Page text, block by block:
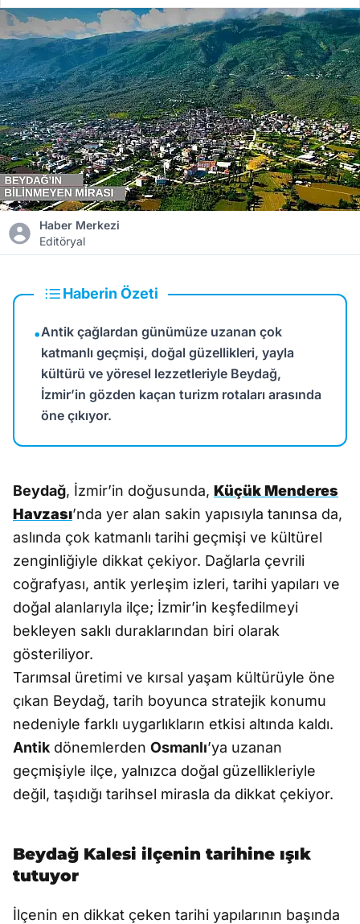
Haber Merkezi
Editöryal
Haberin Özeti
•Antik çağlardan günümüze uzanan çok
katmanlı geçmişi, doğal güzellikleri, yayla
kültürü ve yöresel lezzetleriyle Beydağ,
İzmir’in gözden kaçan turizm rotaları arasında
öne çıkıyor.
Beydağ, İzmir’in doğusunda, Küçük Menderes
Havzası’nda yer alan sakin yapısıyla tanınsa da,
aslında çok katmanlı tarihi geçmişi ve kültürel
zenginliğiyle dikkat çekiyor. Dağlarla çevrili
coğrafyası, antik yerleşim izleri, tarihi yapıları ve
doğal alanlarıyla ilçe; İzmir’in keşfedilmeyi
bekleyen saklı duraklarından biri olarak
gösteriliyor.
Tarımsal üretimi ve kırsal yaşam kültürüyle öne
çıkan Beydağ, tarih boyunca stratejik konumu
nedeniyle farklı uygarlıkların etkisi altında kaldı.
Antik dönemlerden Osmanlı’ya uzanan
geçmişiyle ilçe, yalnızca doğal güzellikleriyle
değil, taşıdığı tarihsel mirasla da dikkat çekiyor.
Beydağ Kalesi ilçenin tarihine ışık
tutuyor
İlçenin en dikkat çeken tarihi yapılarının başında